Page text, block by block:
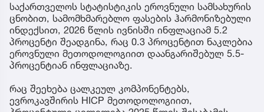
საქართველოს სტატისტიკის ეროვნული სამსახურის
ცნობით, სამომხმარებლო ფასების ჰარმონიზებული
ინდექსით, 2026 წლის ივნისში ინფლაციამ 5.2
პროცენტი შეადგინა, რაც 0.3 პროცენტით ნაკლებია
ეროვნული მეთოდოლოგიით დაანგარიშებულ 5.5-
პროცენტიან ინფლაციაზე.
რაც შეეხება ცალკეულ კომპონენტებს,
ევროკავშირის HICP მეთოდოლოგიით,